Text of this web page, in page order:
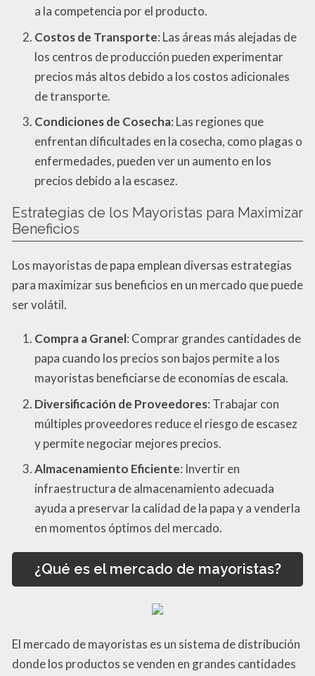
a la competencia por el producto.
Costos de Transporte: Las áreas más alejadas de
los centros de producción pueden experimentar
precios más altos debido a los costos adicionales
de transporte.
Condiciones de Cosecha: Las regiones que
enfrentan dificultades en la cosecha, como plagas o
enfermedades, pueden ver un aumento en los
precios debido a la escasez.
Estrategias de los Mayoristas para Maximizar
Beneficios
Los mayoristas de papa emplean diversas estrategias
para maximizar sus beneficios en un mercado que puede
ser volátil.
Compra a Granel: Comprar grandes cantidades de
papa cuando los precios son bajos permite a los
mayoristas beneficiarse de economías de escala.
Diversificación de Proveedores: Trabajar con
múltiples proveedores reduce el riesgo de escasez
y permite negociar mejores precios.
Almacenamiento Eficiente: Invertir en
infraestructura de almacenamiento adecuada
ayuda a preservar la calidad de la papa y a venderla
en momentos óptimos del mercado.
¿Qué es el mercado de mayoristas?
El mercado de mayoristas es un sistema de distribución
donde los productos se venden en grandes cantidades